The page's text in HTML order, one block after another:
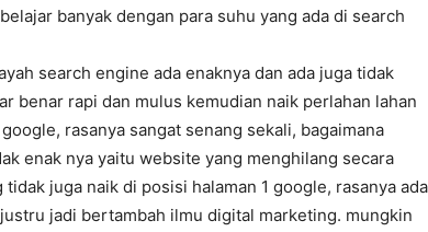
banyak dengan para suhu yang ada di search
search engine ada enaknya dan ada juga tidak
benar rapi dan mulus kemudian naik perlahan lahan
rasanya sangat senang sekali, bagaimana
enak nya yaitu website yang menghilang secara
juga naik di posisi halaman 1 google, rasanya ada
jadi bertambah ilmu digital marketing. mungkin